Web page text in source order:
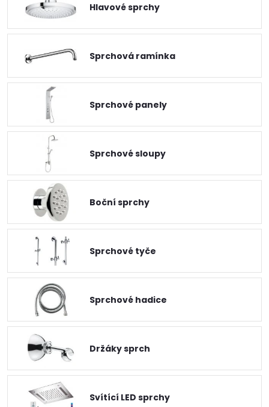
Hlavové sprchy
Sprchová ramínka
Sprchové panely
Sprchové sloupy
Boční sprchy
Sprchové tyče
Sprchové hadice
Držáky sprch
Svítící LED sprchy